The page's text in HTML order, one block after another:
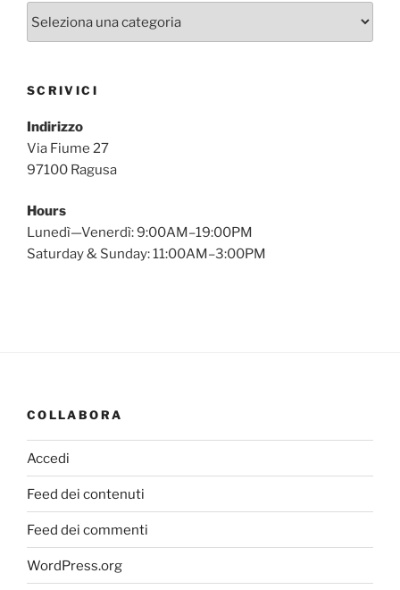
SCRIVICI
Indirizzo
Via Fiume 27
97100 Ragusa
Hours
Lunedì—Venerdì: 9:00AM–19:00PM
Saturday & Sunday: 11:00AM–3:00PM
COLLABORA
Accedi
Feed dei contenuti
Feed dei commenti
WordPress.org